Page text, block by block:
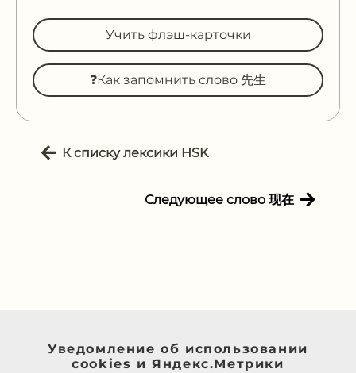
Учить флэш-карточки
❓Как запомнить слово 先生
К списку лексики HSK
Следующее слово 现在
Уведомление об использовании
cookies и Яндекс.Метрики